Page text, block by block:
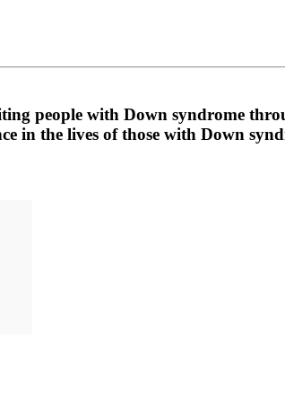
people with Down syndrome
in the lives of those with Down